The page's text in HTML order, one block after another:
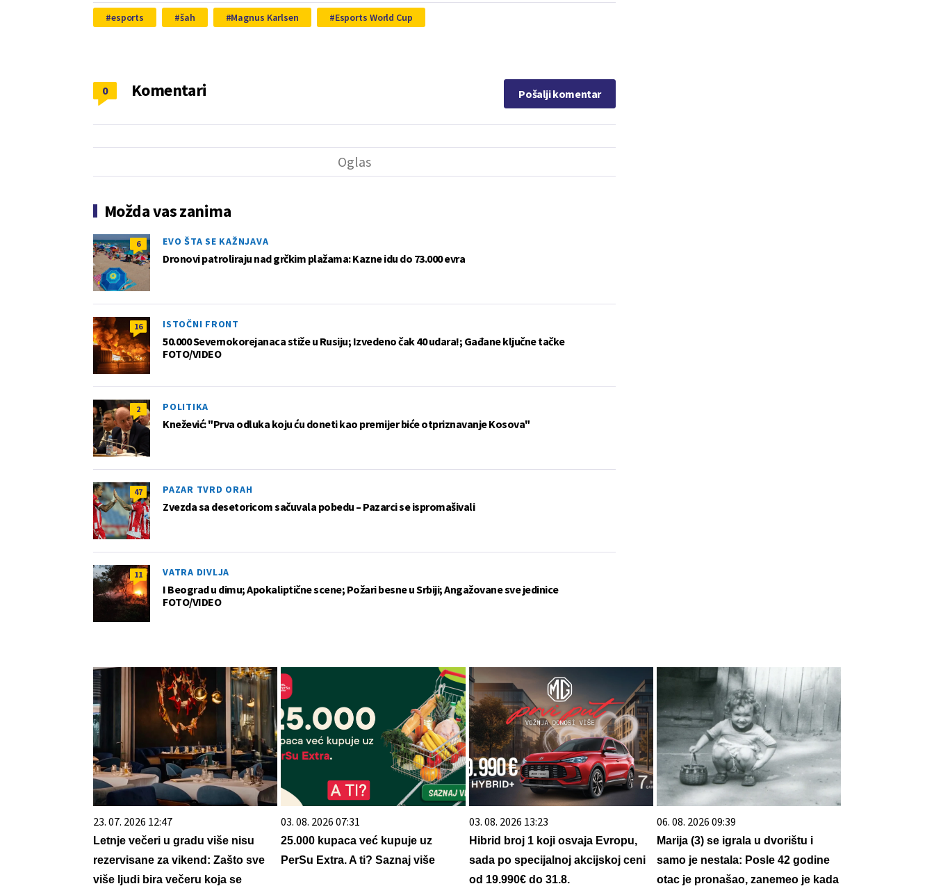
esports šah Magnus Karlsen Esports World Cup
Komentari
0 Pošalji komentar
Možda vas zanima
6 EVO ŠTA SE KAŽNJAVA
Dronovi patroliraju nad grčkim plažama: Kazne idu do 73.000 evra
16 ISTOČNI FRONT
50.000 Severnokorejanaca stiže u Rusiju; Izvedeno čak 40 udara!; Gađane ključne tačke
FOTO/VIDEO
2 POLITIKA
Knežević: "Prva odluka koju ću doneti kao premijer biće otpriznavanje Kosova"
47 PAZAR TVRD ORAH
Zvezda sa desetoricom sačuvala pobedu – Pazarci se ispromašivali
11 VATRA DIVLJA
I Beograd u dimu; Apokaliptične scene; Požari besne u Srbiji; Angažovane sve jedinice
FOTO/VIDEO
23. 07. 2026 12:47
Letnje večeri u gradu više nisu
rezervisane za vikend: Zašto sve
više ljudi bira večeru koja se
03. 08. 2026 07:31
25.000 kupaca već kupuje uz
PerSu Extra. A ti? Saznaj više
03. 08. 2026 13:23
Hibrid broj 1 koji osvaja Evropu,
sada po specijalnoj akcijskoj ceni
od 19.990€ do 31.8.
06. 08. 2026 09:39
Marija (3) se igrala u dvorištu i
samo je nestala: Posle 42 godine
otac je pronašao, zanemeo je kada